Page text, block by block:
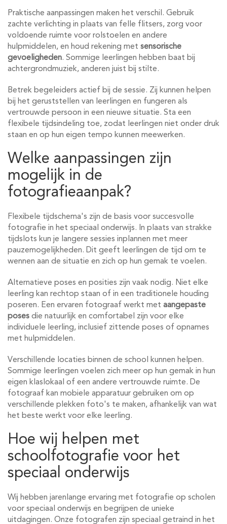
Praktische aanpassingen maken het verschil. Gebruik
zachte verlichting in plaats van felle flitsers, zorg voor
voldoende ruimte voor rolstoelen en andere
hulpmiddelen, en houd rekening met sensorische
gevoeligheden. Sommige leerlingen hebben baat bij
achtergrondmuziek, anderen juist bij stilte.
Betrek begeleiders actief bij de sessie. Zij kunnen helpen
bij het geruststellen van leerlingen en fungeren als
vertrouwde persoon in een nieuwe situatie. Sta een
flexibele tijdsindeling toe, zodat leerlingen niet onder druk
staan en op hun eigen tempo kunnen meewerken.
Welke aanpassingen zijn
mogelijk in de
fotografieaanpak?
Flexibele tijdschema's zijn de basis voor succesvolle
fotografie in het speciaal onderwijs. In plaats van strakke
tijdslots kun je langere sessies inplannen met meer
pauzemogelijkheden. Dit geeft leerlingen de tijd om te
wennen aan de situatie en zich op hun gemak te voelen.
Alternatieve poses en posities zijn vaak nodig. Niet elke
leerling kan rechtop staan of in een traditionele houding
poseren. Een ervaren fotograaf werkt met aangepaste
poses die natuurlijk en comfortabel zijn voor elke
individuele leerling, inclusief zittende poses of opnames
met hulpmiddelen.
Verschillende locaties binnen de school kunnen helpen.
Sommige leerlingen voelen zich meer op hun gemak in hun
eigen klaslokaal of een andere vertrouwde ruimte. De
fotograaf kan mobiele apparatuur gebruiken om op
verschillende plekken foto's te maken, afhankelijk van wat
het beste werkt voor elke leerling.
Hoe wij helpen met
schoolfotografie voor het
speciaal onderwijs
Wij hebben jarenlange ervaring met fotografie op scholen
voor speciaal onderwijs en begrijpen de unieke
uitdagingen. Onze fotografen zijn speciaal getraind in het